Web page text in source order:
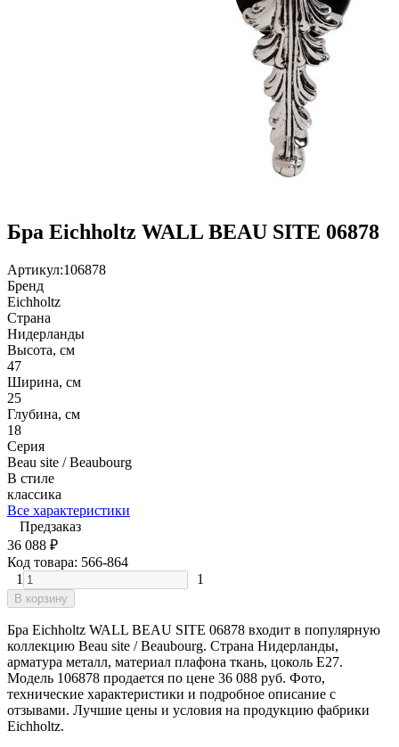
Бра Eichholtz WALL BEAU SITE 06878
Артикул:106878
Бренд
Eichholtz
Страна
Нидерланды
Высота, см
47
Ширина, см
25
Глубина, см
18
Серия
Beau site / Beaubourg
В стиле
классика
Все характеристики
Предзаказ
36 088 ₽
Код товара: 566-864
1
1
В корзину
Бра Eichholtz WALL BEAU SITE 06878 входит в популярную
коллекцию Beau site / Beaubourg. Страна Нидерланды,
арматура металл, материал плафона ткань, цоколь E27.
Модель 106878 продается по цене 36 088 руб. Фото,
технические характеристики и подробное описание с
отзывами. Лучшие цены и условия на продукцию фабрики
Eichholtz.